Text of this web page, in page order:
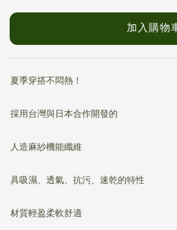
加入購物
夏季穿搭不悶熱！
採用台灣與日本合作開發的
人造麻紗機能纖維
具吸濕、透氣、抗污、速乾的特性
材質輕盈柔軟舒適